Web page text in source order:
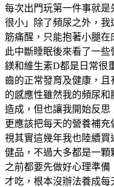
每次出門玩第一件事就
很小」除了頻尿之外，
筋痛醒，只能抱著小腿在
此中斷睡眠後來看了一些
鎂和維生素D都是日常很
齒的正常發育及健康，
的感應性雖然我的頻尿
造成，但也讓我開始反
更應該把每天的營養補
視其實這幾年我也陸續
健品，不過大多都是一
之前都要先做好心理準備
才吃，根本沒辦法養成